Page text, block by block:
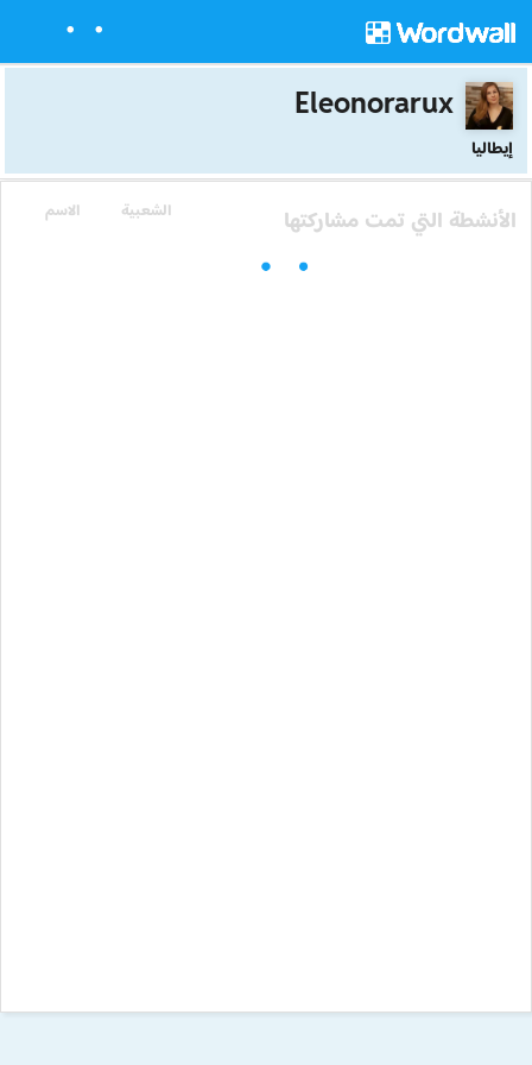
Eleonorarux
إيطاليا
الشعبية الاسم الأنشطة التي تمت مشاركتها